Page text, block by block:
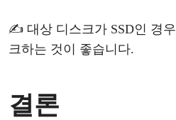
✍ 대상 디스크가 SSD인 경우
크하는 것이 좋습니다.
결론